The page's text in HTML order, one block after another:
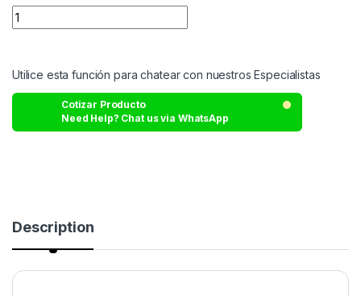
Utilice esta función para chatear con nuestros Especialistas
Cotizar Producto
Need Help? Chat us via WhatsApp
Description